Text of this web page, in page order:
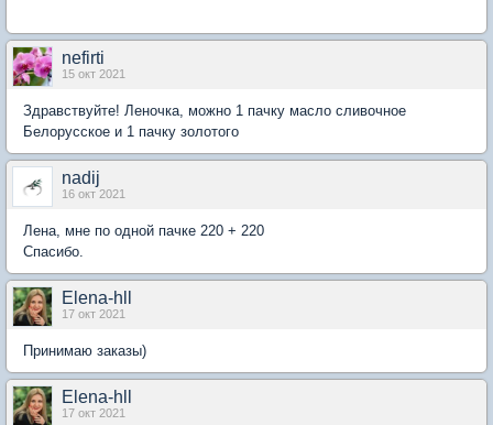
nefirti
15 окт 2021
Здравствуйте! Леночка, можно 1 пачку масло сливочное
Белорусское и 1 пачку золотого
nadij
16 окт 2021
Лена, мне по одной пачке 220 + 220
Спасибо.
Elena-hll
17 окт 2021
Принимаю заказы)
Elena-hll
17 окт 2021